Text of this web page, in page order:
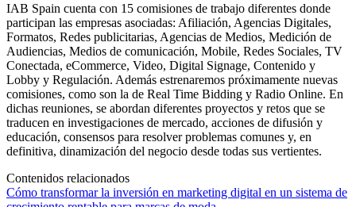
IAB Spain cuenta con 15 comisiones de trabajo diferentes donde
participan las empresas asociadas: Afiliación, Agencias Digitales,
Formatos, Redes publicitarias, Agencias de Medios, Medición de
Audiencias, Medios de comunicación, Mobile, Redes Sociales, TV
Conectada, eCommerce, Video, Digital Signage, Contenido y
Lobby y Regulación. Además estrenaremos próximamente nuevas
comisiones, como son la de Real Time Bidding y Radio Online. En
dichas reuniones, se abordan diferentes proyectos y retos que se
traducen en investigaciones de mercado, acciones de difusión y
educación, consensos para resolver problemas comunes y, en
definitiva, dinamización del negocio desde todas sus vertientes.
Contenidos relacionados
Cómo transformar la inversión en marketing digital en un sistema de